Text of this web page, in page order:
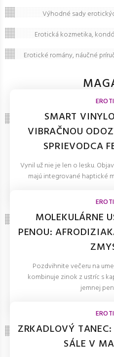
Výhodné sady
doplnkov pre
Erotická
Erotická kozmetika,
hygienu a
Erotická
Erotické romány, náučné
nové
SMART
VIBRAČNOU
SPRIEVODCA
Vynil už nie je len o lesku.
majú integrované haptické
MOLEKULÁRNE
PENOU:
Pozdvihnite večeru na
kombinuje zinok z ustríc s
jemnej
ZRKADLOVÝ
SÁLE V